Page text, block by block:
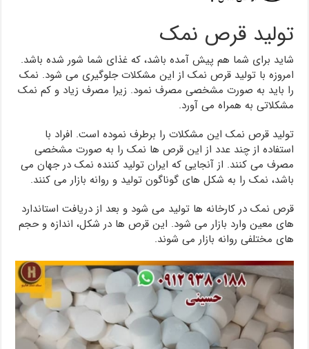
تولید قرص نمک
شاید برای شما هم پیش آمده باشد، که غذای شما شور شده باشد.
امروزه با تولید قرص نمک از این مشکلات جلوگیری می شود. نمک
را باید به صورت مشخصی مصرف نمود. زیرا مصرف زیاد و کم نمک
مشکلاتی به همراه می آورد.
تولید قرص نمک این مشکلات را برطرف نموده است. افراد با
استفاده از چند عدد از این قرص ها نمک را به صورت مشخصی
مصرف می کنند. از آنجایی که ایران تولید کننده نمک در جهان می
باشد، نمک را به شکل های گوناگون تولید و روانه بازار می کنند.
قرص نمک در کارخانه ها تولید می شود و بعد از دریافت استاندارد
های معین وارد بازار می شود. این قرص ها در شکل، اندازه و حجم
های مختلفی روانه بازار می شوند.